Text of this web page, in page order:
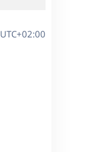
UTC+02:00